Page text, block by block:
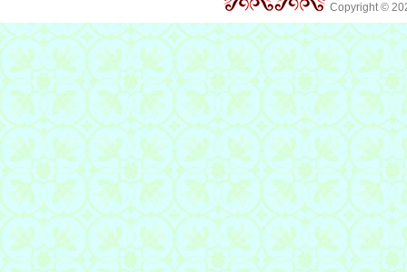
Copyright ©